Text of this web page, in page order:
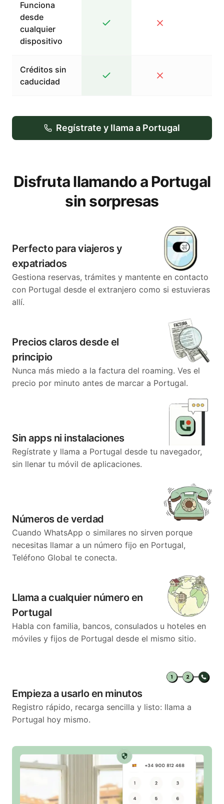
Funciona
desde
cualquier
dispositivo
Créditos sin
caducidad
Regístrate y llama a Portugal
Disfruta llamando a Portugal
sin sorpresas
Perfecto para viajeros y
expatriados
Gestiona reservas, trámites y mantente en contacto
con Portugal desde el extranjero como si estuvieras
allí.
Precios claros desde el
principio
Nunca más miedo a la factura del roaming. Ves el
precio por minuto antes de marcar a Portugal.
Sin apps ni instalaciones
Regístrate y llama a Portugal desde tu navegador,
sin llenar tu móvil de aplicaciones.
Números de verdad
Cuando WhatsApp o similares no sirven porque
necesitas llamar a un número fijo en Portugal,
Teléfono Global te conecta.
Llama a cualquier número en
Portugal
Habla con familia, bancos, consulados u hoteles en
móviles y fijos de Portugal desde el mismo sitio.
Empieza a usarlo en minutos
Registro rápido, recarga sencilla y listo: llama a
Portugal hoy mismo.